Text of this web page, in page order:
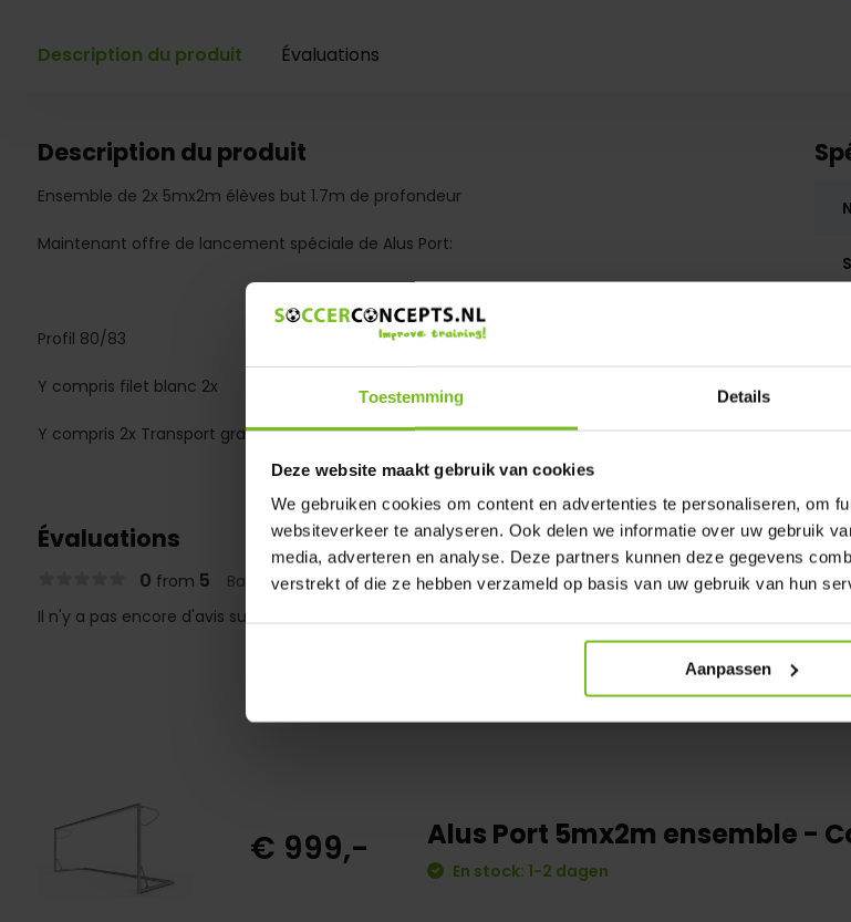
Toestemming Details
Deze website maakt gebruik van cookies
We gebruiken cookies om content en advertenties te personaliseren, om
websiteverkeer te analyseren. Ook delen we informatie over uw gebruik
media, adverteren en analyse. Deze partners kunnen deze gegevens
verstrekt of die ze hebben verzameld op basis van uw gebruik van hun
Aanpassen
Description du produit Évaluations
Description du produit
Ensemble de 2x 5mx2m élèves but 1.7m de profondeur
Maintenant offre de lancement spéciale de Alus Port:
Profil 80/83
Y compris filet blanc 2x
Y compris 2x Transport gratuit
Évaluations
0 from 5 Based on 0 reviews
Il n'y a pas encore d'avis sur ce produit..
€ 999,- Alus Port 5mx2m ensemble -
En stock: 1-2 dagen